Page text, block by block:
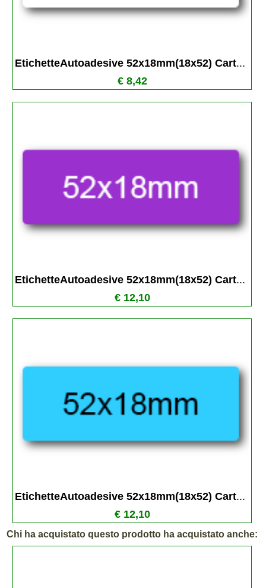
EtichetteAutoadesive 52x18mm(18x52) Cart...
€ 8,42
EtichetteAutoadesive 52x18mm(18x52) Cart...
€ 12,10
EtichetteAutoadesive 52x18mm(18x52) Cart...
€ 12,10
Chi ha acquistato questo prodotto ha acquistato anche: